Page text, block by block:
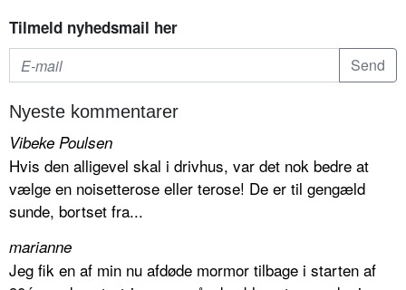
Tilmeld nyhedsmail her
Nyeste kommentarer
Vibeke Poulsen
Hvis den alligevel skal i drivhus, var det nok bedre at
vælge en noisetterose eller terose! De er til gengæld
sunde, bortset fra...
marianne
Jeg fik en af min nu afdøde mormor tilbage i starten af